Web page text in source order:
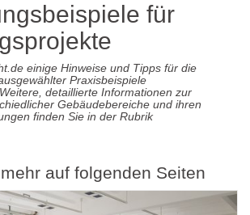
für
einige Hinweise und Tipps für die
Praxisbeispiele
detaillierte Informationen zur
Gebäudebereiche und ihren
finden Sie in der Rubrik
auf folgenden Seiten